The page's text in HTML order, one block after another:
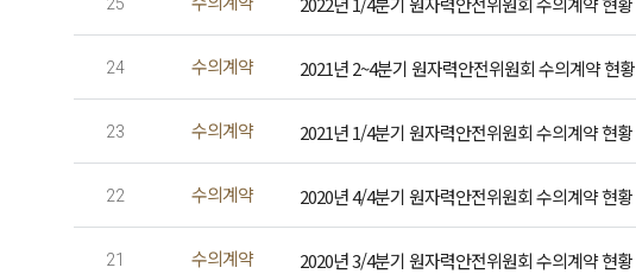
24 수의계약 2021년 2~4분기 원자력안전위원회 수의계약 현황
23 수의계약 2021년 1/4분기 원자력안전위원회 수의계약 현황
22 수의계약 2020년 4/4분기 원자력안전위원회 수의계약 현황
21 수의계약 2020년 3/4분기 원자력안전위원회 수의계약 현황